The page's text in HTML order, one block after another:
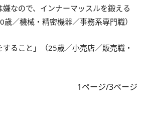
嫌なので、インナーマッスルを鍛える
／機械・精密機器／事務系専門職）
すること」（25歳／小売店／販売職・
1ページ/3ページ